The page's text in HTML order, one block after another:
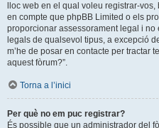
lloc web en el qual voleu registrar-
en compte que phpBB Limited o els
proporcionar assessorament legal i
legals de qualsevol tipus, a excepció
m’he de posar en contacte per tractar
aquest fòrum?”.
Torna a l’inici
Per què no em puc registrar?
És possible que un administrador del